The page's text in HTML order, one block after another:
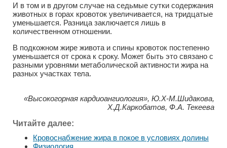
И в том и в другом случае на седьмые сутки содержания
животных в горах кровоток увеличивается, на тридцатые
уменьшается. Разница заключается лишь в
количественном отношении.
В подкожном жире живота и спины кровоток постепенно
уменьшается от срока к сроку. Может быть это связано с
разными уровнями метаболической активности жира на
разных участках тела.
«Высокогорная кардиоангиология», Ю.Х-М.Шидакова,
Х.Д.Каркобатов, Ф.А. Текеева
Читайте далее:
Кровоснабжение жира в покое в условиях долины